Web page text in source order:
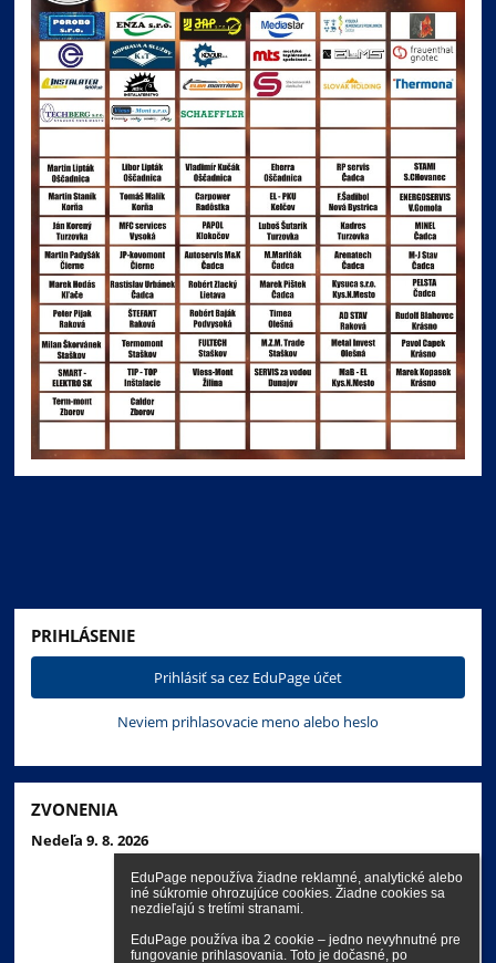
EduPage nepoužíva žiadne reklamné, analytické alebo
iné súkromie ohrozujúce cookies. Žiadne cookies sa
nezdieľajú s tretími stranami.
EduPage používa iba 2 cookie – jedno nevyhnutné pre
fungovanie prihlasovania. Toto je dočasné, po
PRIHLÁSENIE
Prihlásiť sa cez EduPage účet
Neviem prihlasovacie meno alebo heslo
ZVONENIA
Nedeľa 9. 8. 2026